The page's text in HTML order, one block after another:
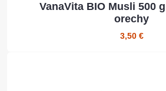
VanaVita BIO Musli 500
orechy
3,50 €